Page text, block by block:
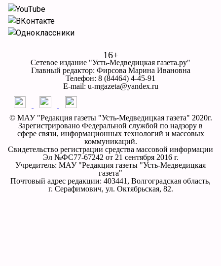
YouTube
ВКонтакте
Одноклассники
16+
Сетевое издание "Усть-Медведицкая газета.ру"
Главный редактор: Фирсова Марина Ивановна
Телефон: 8 (84464) 4-45-91
E-mail: u-mgazeta@yandex.ru
© МАУ "Редакция газеты "Усть-Медведицкая газета" 2020г.
Зарегистрировано Федеральной службой по надзору в
сфере связи, информационных технологий и массовых
коммуникаций.
Свидетельство регистрации средства массовой информации
Эл №ФС77-67242 от 21 сентября 2016 г.
Учредитель: МАУ "Редакция газеты "Усть-Медведицкая
газета"
Почтовый адрес редакции: 403441, Волгоградская область,
г. Серафимович, ул. Октябрьская, 82.